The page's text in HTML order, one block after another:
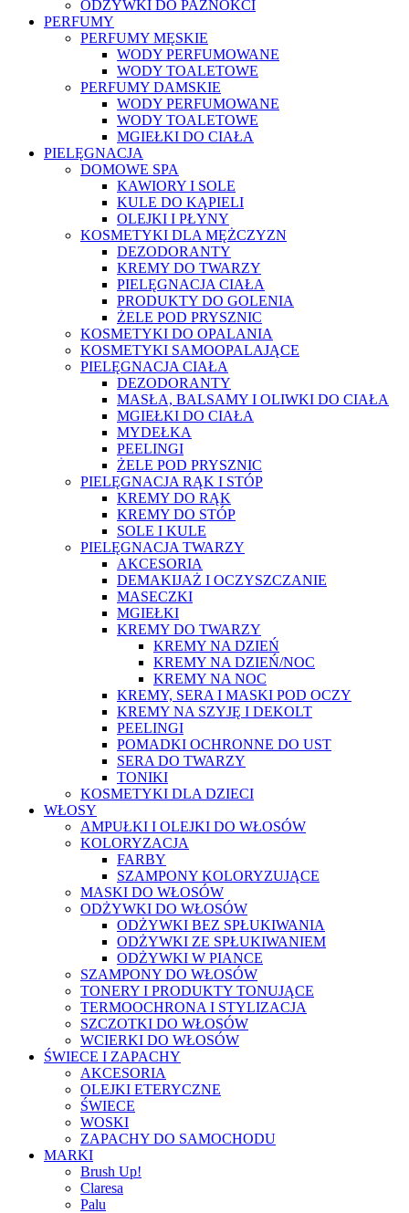
ODŻYWKI DO PAZNOKCI
PERFUMY
PERFUMY MĘSKIE
WODY PERFUMOWANE
WODY TOALETOWE
PERFUMY DAMSKIE
WODY PERFUMOWANE
WODY TOALETOWE
MGIEŁKI DO CIAŁA
PIELĘGNACJA
DOMOWE SPA
KAWIORY I SOLE
KULE DO KĄPIELI
OLEJKI I PŁYNY
KOSMETYKI DLA MĘŻCZYZN
DEZODORANTY
KREMY DO TWARZY
PIELĘGNACJA CIAŁA
PRODUKTY DO GOLENIA
ŻELE POD PRYSZNIC
KOSMETYKI DO OPALANIA
KOSMETYKI SAMOOPALAJĄCE
PIELĘGNACJA CIAŁA
DEZODORANTY
MASŁA, BALSAMY I OLIWKI DO CIAŁA
MGIEŁKI DO CIAŁA
MYDEŁKA
PEELINGI
ŻELE POD PRYSZNIC
PIELĘGNACJA RĄK I STÓP
KREMY DO RĄK
KREMY DO STÓP
SOLE I KULE
PIELĘGNACJA TWARZY
AKCESORIA
DEMAKIJAŻ I OCZYSZCZANIE
MASECZKI
MGIEŁKI
KREMY DO TWARZY
KREMY NA DZIEŃ
KREMY NA DZIEŃ/NOC
KREMY NA NOC
KREMY, SERA I MASKI POD OCZY
KREMY NA SZYJĘ I DEKOLT
PEELINGI
POMADKI OCHRONNE DO UST
SERA DO TWARZY
TONIKI
KOSMETYKI DLA DZIECI
WŁOSY
AMPUŁKI I OLEJKI DO WŁOSÓW
KOLORYZACJA
FARBY
SZAMPONY KOLORYZUJĄCE
MASKI DO WŁOSÓW
ODŻYWKI DO WŁOSÓW
ODŻYWKI BEZ SPŁUKIWANIA
ODŻYWKI ZE SPŁUKIWANIEM
ODŻYWKI W PIANCE
SZAMPONY DO WŁOSÓW
TONERY I PRODUKTY TONUJĄCE
TERMOOCHRONA I STYLIZACJA
SZCZOTKI DO WŁOSÓW
WCIERKI DO WŁOSÓW
ŚWIECE I ZAPACHY
AKCESORIA
OLEJKI ETERYCZNE
ŚWIECE
WOSKI
ZAPACHY DO SAMOCHODU
MARKI
Brush Up!
Claresa
Palu